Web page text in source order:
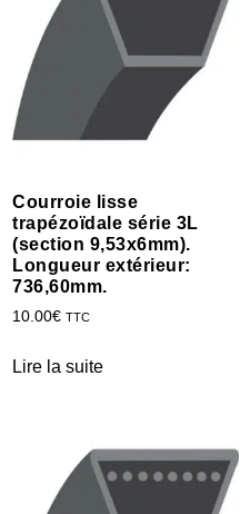
Courroie lisse
trapézoïdale série 3L
(section 9,53x6mm).
Longueur extérieur:
736,60mm.
10.00€ TTC
Lire la suite